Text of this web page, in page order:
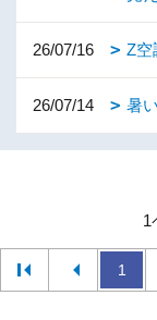
26/07/16 Z空
26/07/14 暑
1
1